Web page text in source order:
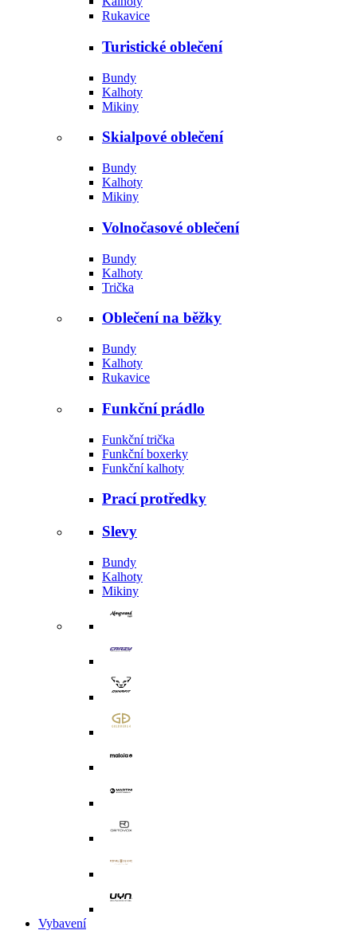
Rukavice
Turistické oblečení
Bundy
Kalhoty
Mikiny
Skialpové oblečení
Bundy
Kalhoty
Mikiny
Volnočasové oblečení
Bundy
Kalhoty
Trička
Oblečení na běžky
Bundy
Kalhoty
Rukavice
Funkční prádlo
Funkční trička
Funkční boxerky
Funkční kalhoty
Prací protředky
Slevy
Bundy
Kalhoty
Mikiny
Vybavení